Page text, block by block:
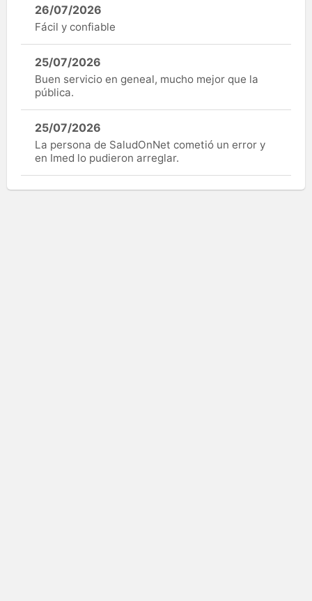
26/07/2026
Fácil y confiable
25/07/2026
Buen servicio en geneal, mucho mejor que la
pública.
25/07/2026
La persona de SaludOnNet cometió un error y
en Imed lo pudieron arreglar.